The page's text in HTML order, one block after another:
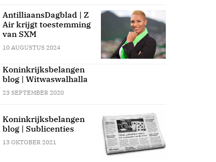
AntilliaansDagblad | Z
Air krijgt toestemming
van SXM
10 AUGUSTUS 2024
Koninkrijksbelangen
blog | Witwaswalhalla
23 SEPTEMBER 2020
Koninkrijksbelangen
blog | Sublicenties
13 OKTOBER 2021